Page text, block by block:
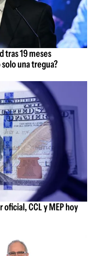
tras 19 meses
una tregua?
oficial, CCL y MEP hoy